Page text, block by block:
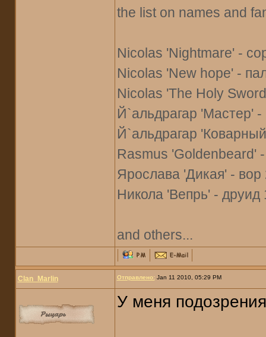
the list on names and
Nicolas 'Nightmare' -
Nicolas 'New hope' -
Nicolas 'The Holy
Й`альдрагар 'Мастер'
Й`альдрагар
Rasmus 'Goldenbeard'
Ярослава 'Дикая' - вор
Никола 'Вепрь' - друид
and others...
Clan_Marlin Отправлено:Jan 11 2010, 05:29 PM
У меня